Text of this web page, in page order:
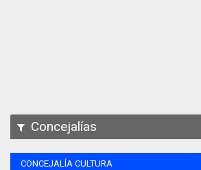
Concejalías
CONCEJALÍA CULTURA